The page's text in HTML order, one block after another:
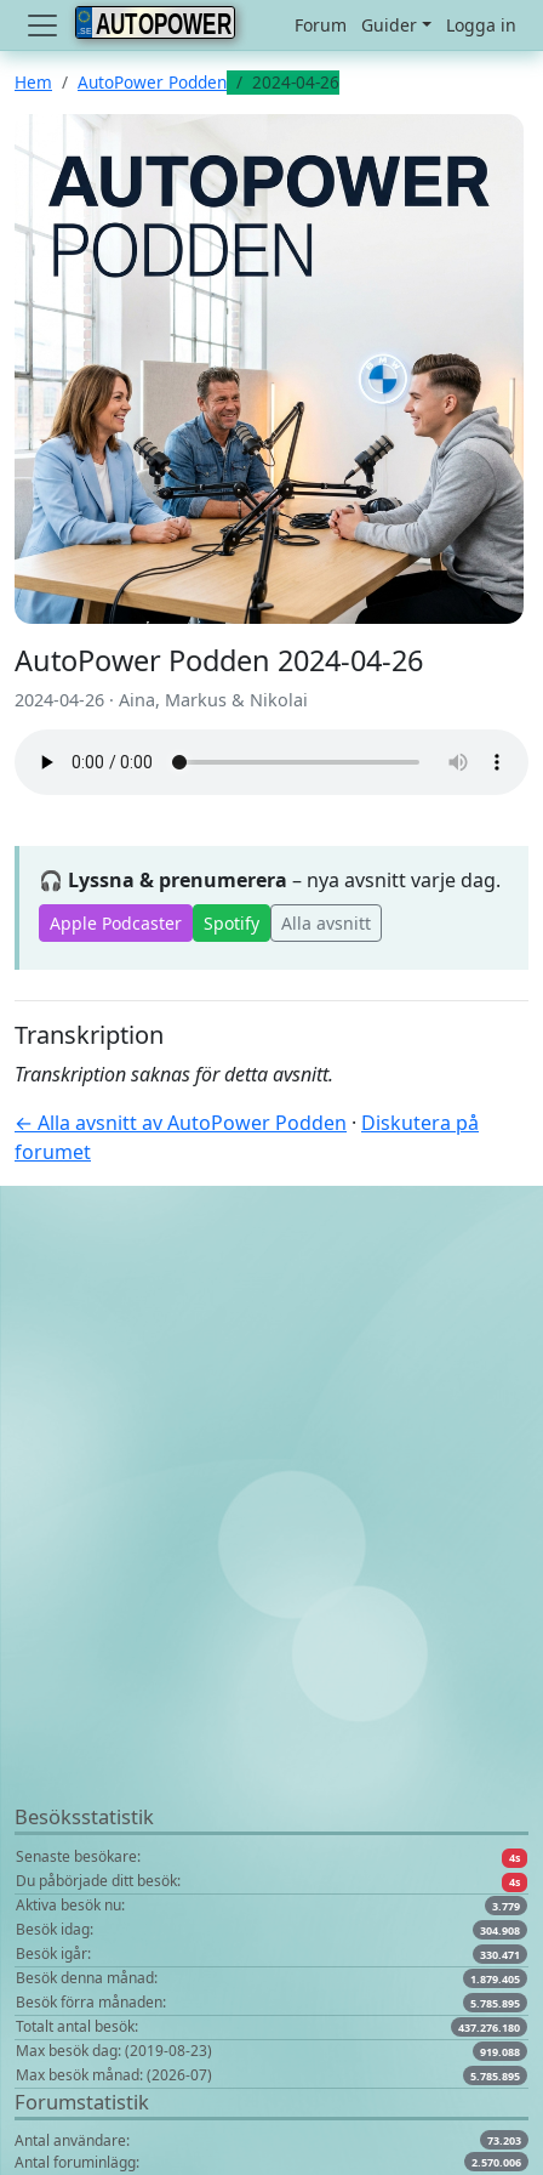
AUTOPOWER Forum Guider Logga in
Hem AutoPower Podden 2024-04-26
AutoPower Podden 2024-04-26
2024-04-26 · Aina, Markus & Nikolai
🎧 Lyssna & prenumerera – nya avsnitt varje dag.
Apple Podcaster Spotify Alla avsnitt
Transkription
Transkription saknas för detta avsnitt.
← Alla avsnitt av AutoPower Podden · Diskutera på
forumet
Besöksstatistik
Senaste besökare: 4s
Du påbörjade ditt besök: 4s
Aktiva besök nu: 3.779
Besök idag: 304.908
Besök igår: 330.471
Besök denna månad: 1.879.405
Besök förra månaden: 5.785.895
Totalt antal besök: 437.276.180
Max besök dag: (2019-08-23) 919.088
Max besök månad: (2026-07) 5.785.895
Forumstatistik
Antal användare: 73.203
Antal foruminlägg: 2.570.006